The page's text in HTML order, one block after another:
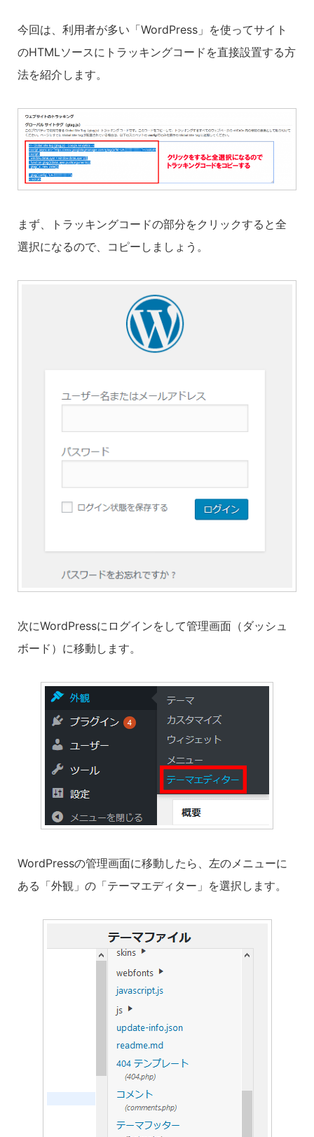
今回は、利用者が多い「WordPress」を使ってサイト
のHTMLソースにトラッキングコードを直接設置する方
法を紹介します。
まず、トラッキングコードの部分をクリックすると全
選択になるので、コピーしましょう。
次にWordPressにログインをして管理画面（ダッシュ
ボード）に移動します。
WordPressの管理画面に移動したら、左のメニューに
ある「外観」の「テーマエディター」を選択します。